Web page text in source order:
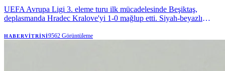
UEFA Avrupa Ligi 3. eleme turu ilk mücadelesinde Beşiktaş,
deplasmanda Hradec Kralove'yi 1-0 mağlup etti. Siyah-beyazlı
Kılıçsoy'un golüyle İstanbul'daki rövanş öncesi önemli bir üstünlük
HABERVITRINI9562 Görüntüleme